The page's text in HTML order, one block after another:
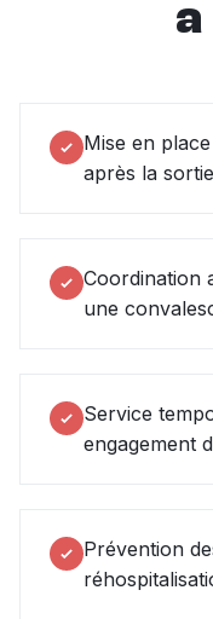
a
Mise en
après la
Coordination
une
Service
engagement
Prévention